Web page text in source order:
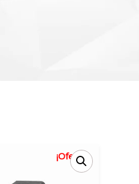
¡Oferta!